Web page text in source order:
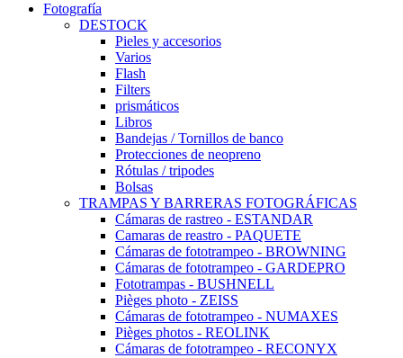
Fotografía
DESTOCK
Pieles y accesorios
Varios
Flash
Filters
prismáticos
Libros
Bandejas / Tornillos de banco
Protecciones de neopreno
Rótulas / tripodes
Bolsas
TRAMPAS Y BARRERAS FOTOGRÁFICAS
Cámaras de rastreo - ESTANDAR
Camaras de reastro - PAQUETE
Cámaras de fototrampeo - BROWNING
Cámaras de fototrampeo - GARDEPRO
Fototrampas - BUSHNELL
Pièges photo - ZEISS
Cámaras de fototrampeo - NUMAXES
Pièges photos - REOLINK
Cámaras de fototrampeo - RECONYX